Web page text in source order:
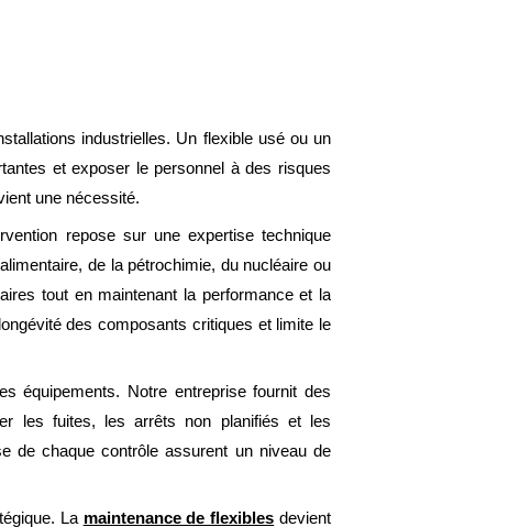
industrielles. Un flexible usé ou un
et exposer le personnel à des risques
une nécessité.
repose sur une expertise technique
de la pétrochimie, du nucléaire ou
tout en maintenant la performance et la
des composants critiques et limite le
équipements. Notre entreprise fournit des
les fuites, les arrêts non planifiés et les
de chaque contrôle assurent un niveau de
La maintenance de flexibles devient